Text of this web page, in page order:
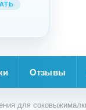
Отзывы
для